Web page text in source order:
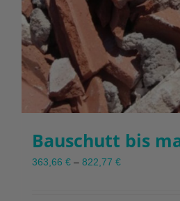
Bauschutt bis
363,66 €– 822,77 €